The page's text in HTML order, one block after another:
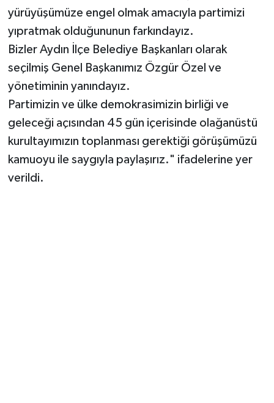
yürüyüşümüze engel olmak amacıyla partimizi
yıpratmak olduğununun farkındayız.
Bizler Aydın İlçe Belediye Başkanları olarak
seçilmiş Genel Başkanımız Özgür Özel ve
yönetiminin yanındayız.
Partimizin ve ülke demokrasimizin birliği ve
geleceği açısından 45 gün içerisinde olağanüstü
kurultayımızın toplanması gerektiği görüşümüzü
kamuoyu ile saygıyla paylaşırız." ifadelerine yer
verildi.